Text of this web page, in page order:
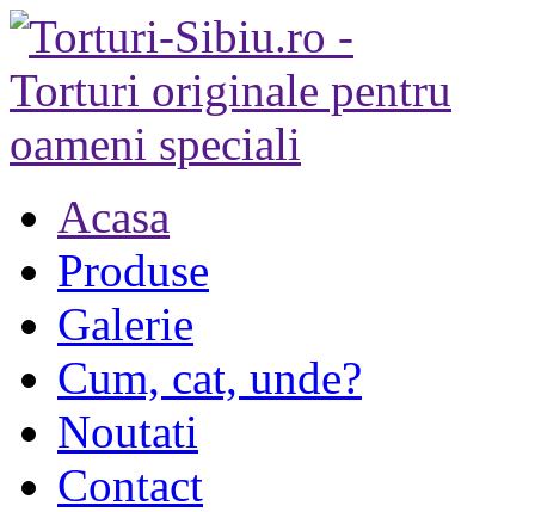
Acasa
Produse
Galerie
Cum, cat, unde?
Noutati
Contact